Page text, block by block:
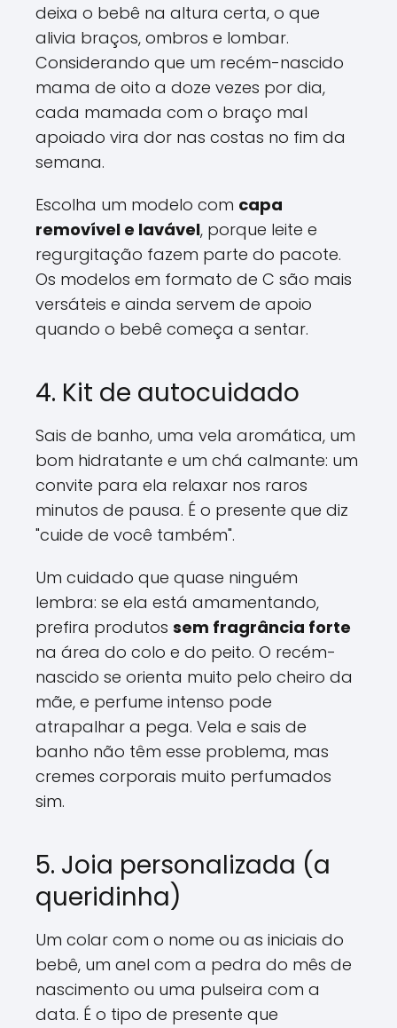
deixa o bebê na altura certa, o que
alivia braços, ombros e lombar.
Considerando que um recém-nascido
mama de oito a doze vezes por dia,
cada mamada com o braço mal
apoiado vira dor nas costas no fim da
semana.
Escolha um modelo com capa
removível e lavável, porque leite e
regurgitação fazem parte do pacote.
Os modelos em formato de C são mais
versáteis e ainda servem de apoio
quando o bebê começa a sentar.
4. Kit de autocuidado
Sais de banho, uma vela aromática, um
bom hidratante e um chá calmante: um
convite para ela relaxar nos raros
minutos de pausa. É o presente que diz
"cuide de você também".
Um cuidado que quase ninguém
lembra: se ela está amamentando,
prefira produtos sem fragrância forte
na área do colo e do peito. O recém-
nascido se orienta muito pelo cheiro da
mãe, e perfume intenso pode
atrapalhar a pega. Vela e sais de
banho não têm esse problema, mas
cremes corporais muito perfumados
sim.
5. Joia personalizada (a
queridinha)
Um colar com o nome ou as iniciais do
bebê, um anel com a pedra do mês de
nascimento ou uma pulseira com a
data. É o tipo de presente que